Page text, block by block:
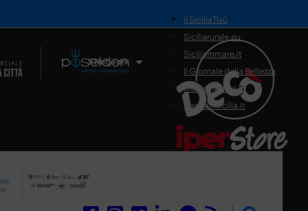
Il Network
il SiciliaTivù
Siciliarurale.eu
Siciliammare.it
Il Giornale della Bellezza
Siciliamedica.it
Sanitainsicilia.it